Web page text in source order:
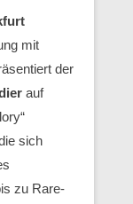
mit
der
auf
sich
zu Rare-